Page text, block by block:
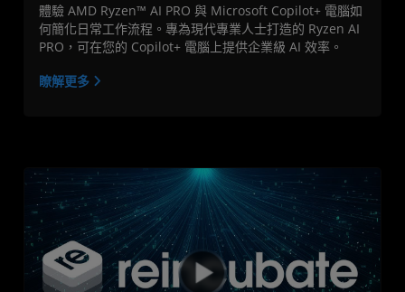
體驗 AMD Ryzen™ AI PRO 與 Microsoft Copilot+ 電腦如
何簡化日常工作流程。專為現代專業人士打造的 Ryzen AI
PRO，可在您的 Copilot+ 電腦上提供企業級 AI 效率。
瞭解更多